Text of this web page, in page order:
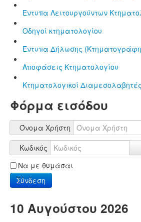
Έντυπα Λειτουργούντων
Οδηγοί κτηματολογίου
Έντυπα Δήλωσης
Αποφάσεις Κτηματολογίου
Κτηματολογικοί Διαμεσολαβητές
Φόρμα εισόδου
Όνομα Χρήστη
Κωδικός
Να με θυμάσαι
Σύνδεση
10 Αυγούστου 2026